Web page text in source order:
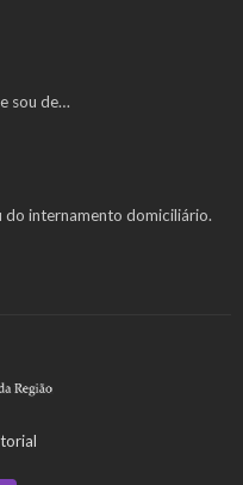
sou de…
do internamento domiciliário.